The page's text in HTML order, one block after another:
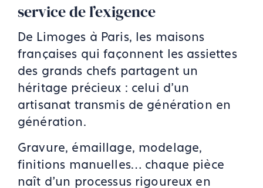
service de l’exigence
De Limoges à Paris, les maisons
françaises qui façonnent les assiettes
des grands chefs partagent un
héritage précieux : celui d’un
artisanat transmis de génération en
génération.
Gravure, émaillage, modelage,
finitions manuelles… chaque pièce
naît d’un processus rigoureux en